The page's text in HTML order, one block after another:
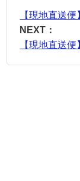
【現地直送
NEXT：
【現地直送